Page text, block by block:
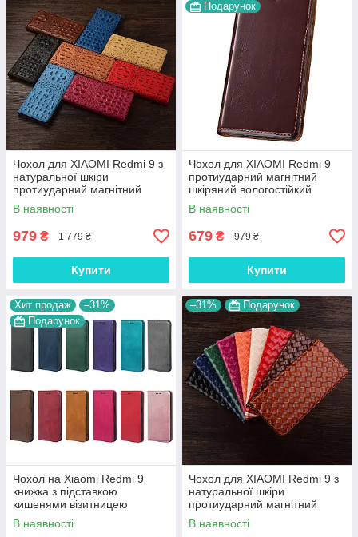
Чохол для XIAOMI Redmi 9 з
натуральної шкіри
протиударний магнітний
книжка з підставкою
"CROCOHEAD"
В наявності
979 ₴ 1 779 ₴
Купити
Подарунок
Чохол для XIAOMI Redmi 9
протиударний магнітний
шкіряний вологостійкий
книжка з підставкою
"VERSANO" Темно-
В наявності
679 ₴ 979 ₴
Купити
Хит продаж
–31%
Подарунок
Чохол на Xiaomi Redmi 9
книжка з підставкою
кишенями візитницею
магнітний протиударний
шкіряний "VELMAR"
В наявності
–31% Подарунок
Чохол для XIAOMI Redmi 9 з
натуральної шкіри
протиударний магнітний
книжка з підставкою
"VENETTA"
В наявності